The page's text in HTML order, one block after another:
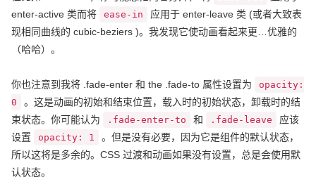
enter-active 类而将
ease-in
应用于 enter-leave 类 (或者大致表
现相同曲线的 cubic-beziers )。我发现它使动画看起来更…优雅的
（哈哈）。
你也注意到我将 .fade-enter 和 the .fade-to 属性设置为
opacity:
0
。这是动画的初始和结束位置，载入时的初始状态，卸载时的结
束状态。你可能认为
.fade-enter-to 和 .fade-leave
应该
设置
opacity: 1
。但是没有必要，因为它是组件的默认状态，
所以这将是多余的。CSS 过渡和动画如果没有设置，总是会使用默
认状态。